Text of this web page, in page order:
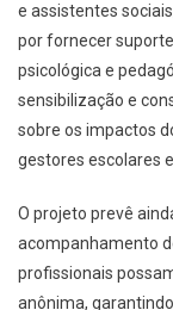
e assistentes
por fornecer
psicológica e
sensibilização e
sobre os impactos
gestores escolares
O projeto prevê
acompanhamento
profissionais
anônima,